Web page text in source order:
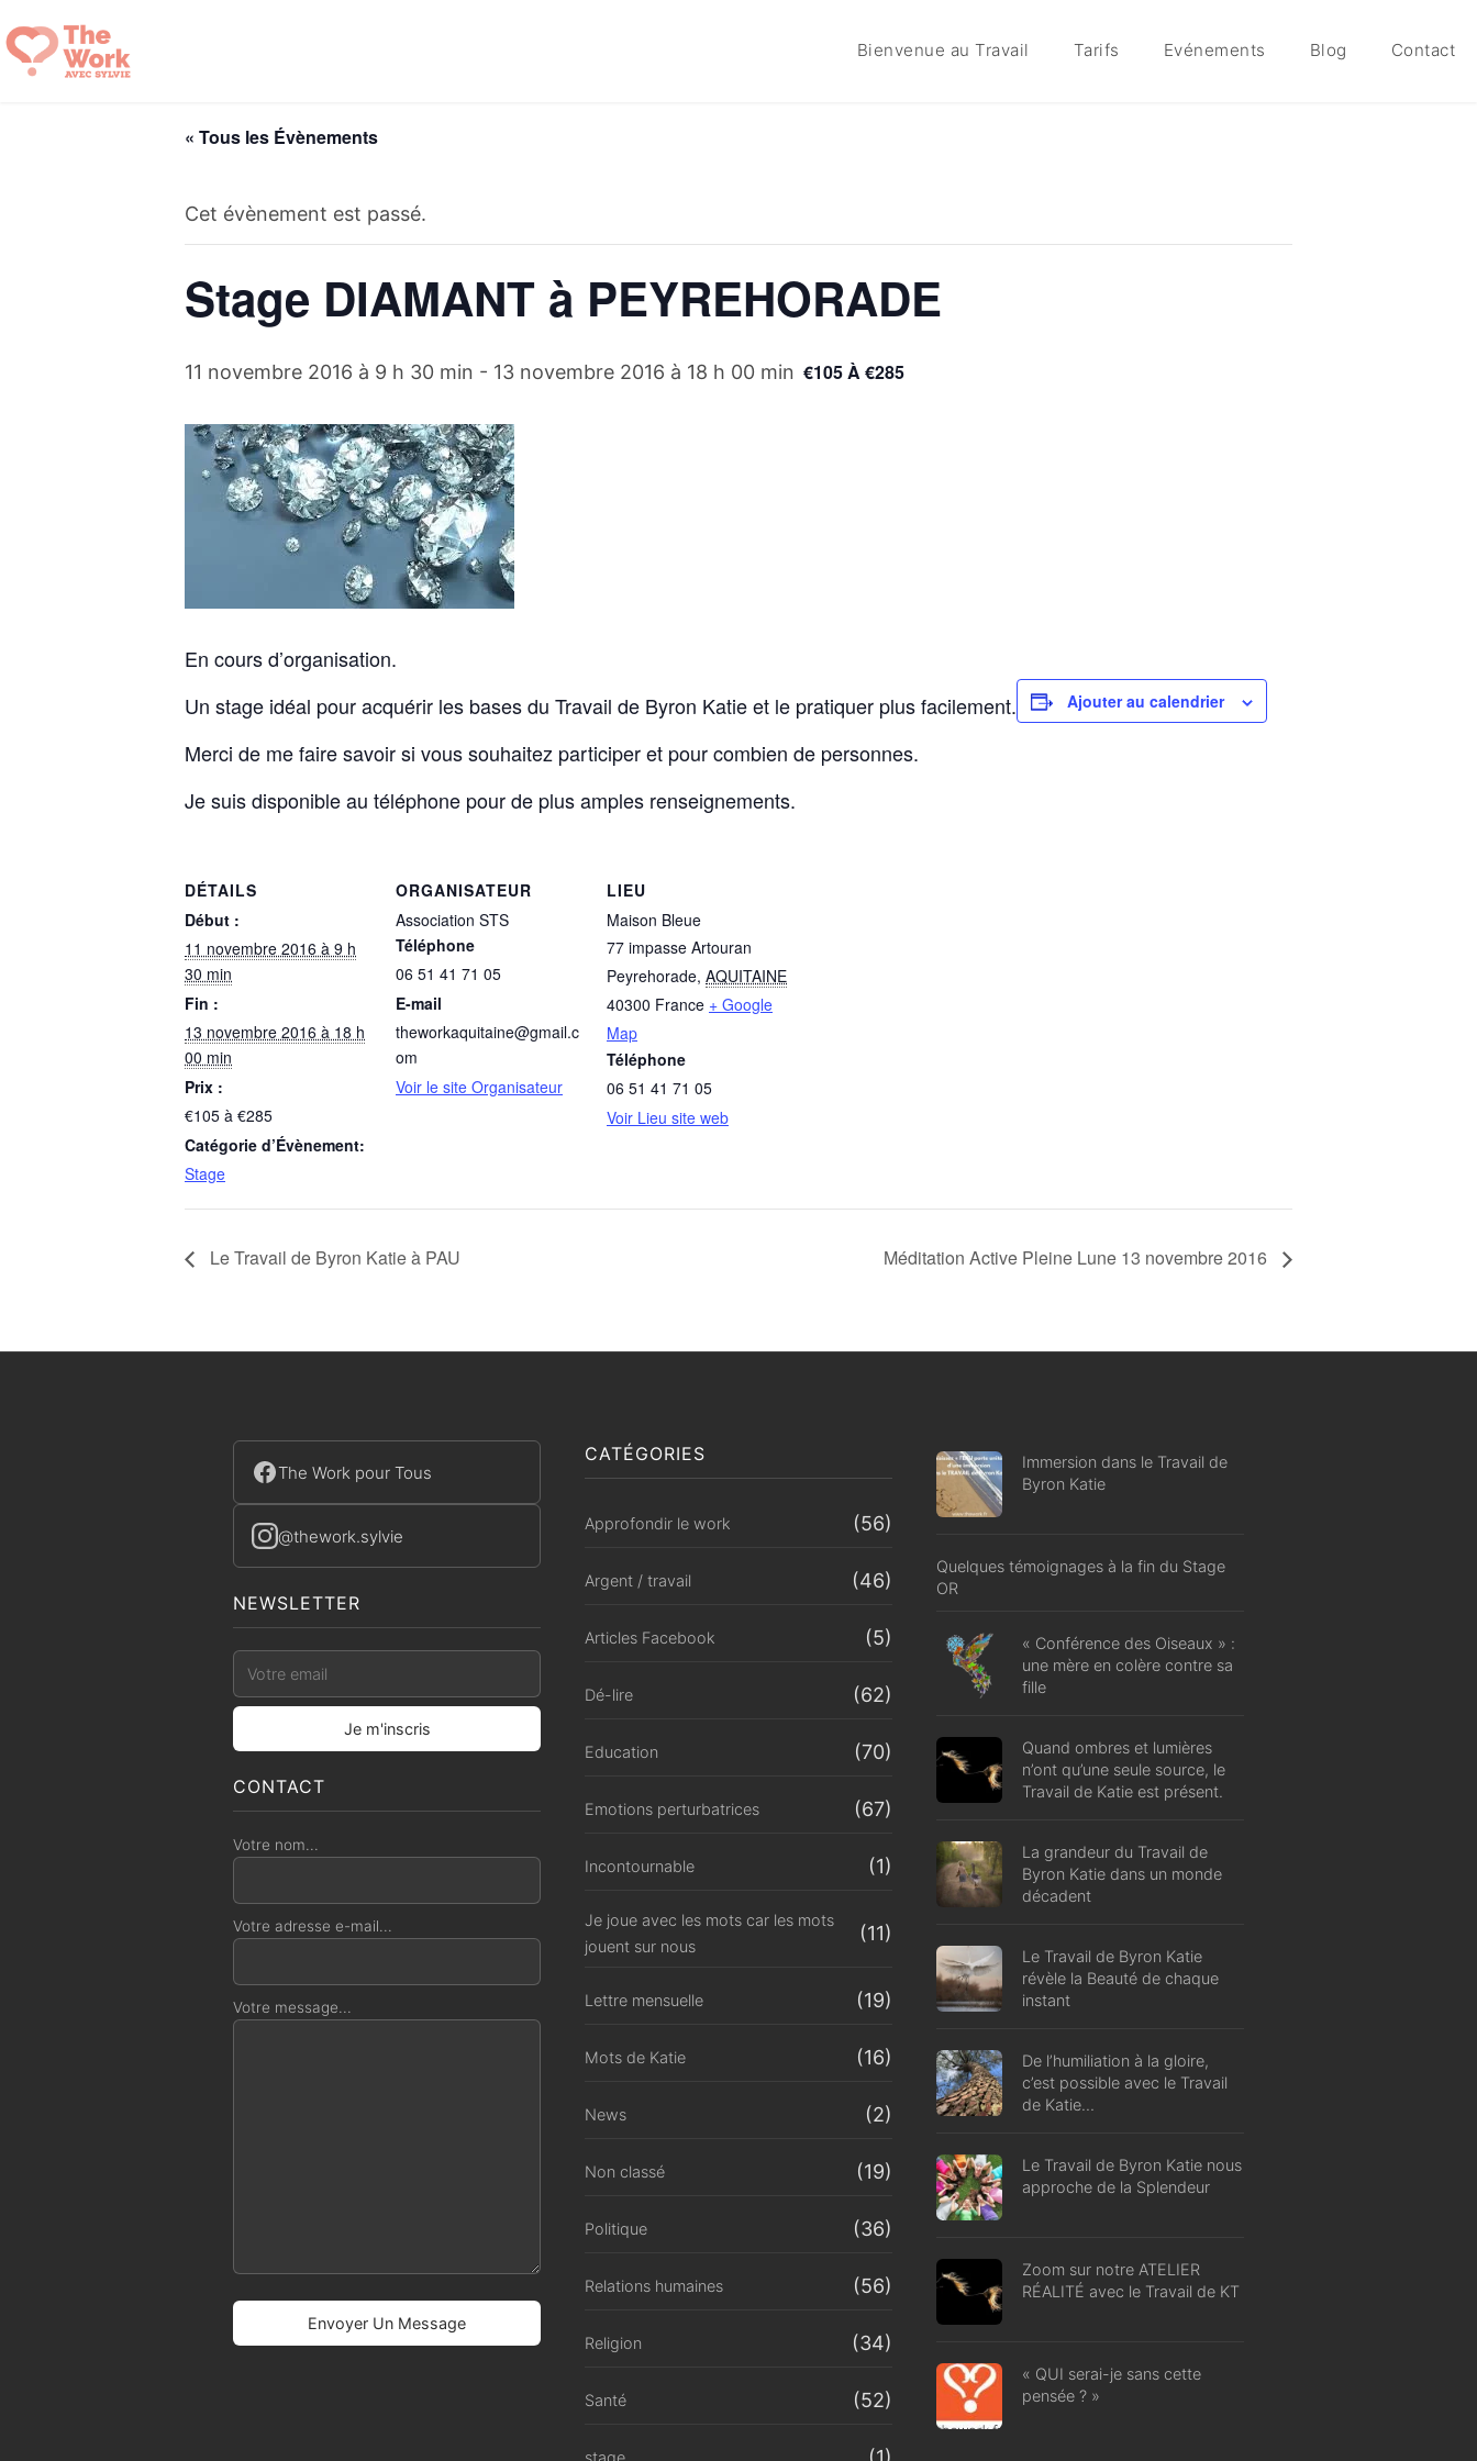
au
contenu
Bienvenue au Travail Tarifs Evénements Blog Contact
« Tous les Évènements
Cet évènement est passé.
Stage DIAMANT à PEYREHORADE
11 novembre 2016 à 9 h 30 min - 13 novembre 2016 à 18 h 00 min €105 À €285
En cours d’organisation.
Un stage idéal pour acquérir les bases du Travail de Byron Katie et le pratiquer plus facilement.
Merci de me faire savoir si vous souhaitez participer et pour combien de personnes.
Je suis disponible au téléphone pour de plus amples renseignements.
Ajouter au calendrier
DÉTAILS
Début :
11 novembre 2016 à 9 h
30 min
Fin :
13 novembre 2016 à 18 h
00 min
Prix :
€105 à €285
Catégorie d’Évènement:
Stage
ORGANISATEUR
Association STS
Téléphone
06 51 41 71 05
E-mail
theworkaquitaine@gmail.c
om
Voir le site Organisateur
LIEU
Maison Bleue
77 impasse Artouran
Peyrehorade, AQUITAINE
40300 France + Google
Map
Téléphone
06 51 41 71 05
Voir Lieu site web
Le Travail de Byron Katie à PAU Méditation Active Pleine Lune 13 novembre 2016
The Work pour Tous
@thework.sylvie
NEWSLETTER
CONTACT
Votre nom...
Votre adresse e-mail...
Votre message...
CATÉGORIES
Approfondir le work (56)
Argent / travail (46)
Articles Facebook (5)
Dé-lire (62)
Education (70)
Emotions perturbatrices (67)
Incontournable (1)
Je joue avec les mots car les mots
jouent sur nous
(11)
Lettre mensuelle (19)
Mots de Katie (16)
News (2)
Non classé (19)
Politique (36)
Relations humaines (56)
Religion (34)
Santé (52)
Immersion dans le Travail de
Byron Katie
Quelques témoignages à la fin du Stage
OR
« Conférence des Oiseaux » :
une mère en colère contre sa
fille
Quand ombres et lumières
n’ont qu’une seule source, le
Travail de Katie est présent.
La grandeur du Travail de
Byron Katie dans un monde
décadent
Le Travail de Byron Katie
révèle la Beauté de chaque
instant
De l’humiliation à la gloire,
c’est possible avec le Travail
de Katie…
Le Travail de Byron Katie nous
approche de la Splendeur
Zoom sur notre ATELIER
RÉALITÉ avec le Travail de KT
« QUI serai-je sans cette
pensée ? »